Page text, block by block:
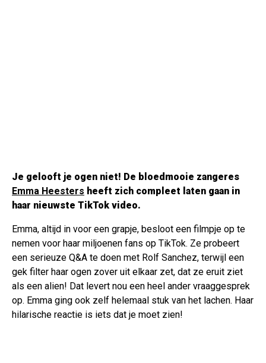
Je gelooft je ogen niet! De bloedmooie zangeres
Emma Heesters heeft zich compleet laten gaan in
haar nieuwste TikTok video.
Emma, altijd in voor een grapje, besloot een filmpje op te
nemen voor haar miljoenen fans op TikTok. Ze probeert
een serieuze Q&A te doen met Rolf Sanchez, terwijl een
gek filter haar ogen zover uit elkaar zet, dat ze eruit ziet
als een alien! Dat levert nou een heel ander vraaggesprek
op. Emma ging ook zelf helemaal stuk van het lachen. Haar
hilarische reactie is iets dat je moet zien!